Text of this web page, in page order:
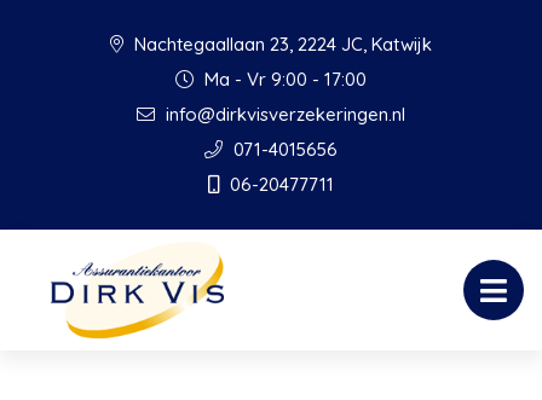
Nachtegaallaan 23, 2224 JC, Katwijk
Ma - Vr 9:00 - 17:00
info@dirkvisverzekeringen.nl
071-4015656
06-20477711